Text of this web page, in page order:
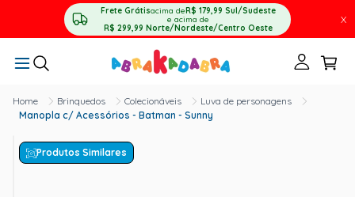
Frete Grátisacima deR$ 179,99 Sul/Sudeste
e acima de
R$ 299,99 Norte/Nordeste/Centro Oeste
X
Brinquedos Colecionáveis
Luva de personagens
Manopla c/ Acessórios - Batman - Sunny
Produtos Similares